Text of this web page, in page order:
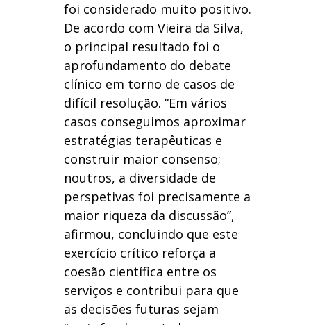
foi considerado muito positivo.
De acordo com Vieira da Silva,
o principal resultado foi o
aprofundamento do debate
clínico em torno de casos de
difícil resolução. “Em vários
casos conseguimos aproximar
estratégias terapêuticas e
construir maior consenso;
noutros, a diversidade de
perspetivas foi precisamente a
maior riqueza da discussão”,
afirmou, concluindo que este
exercício crítico reforça a
coesão científica entre os
serviços e contribui para que
as decisões futuras sejam